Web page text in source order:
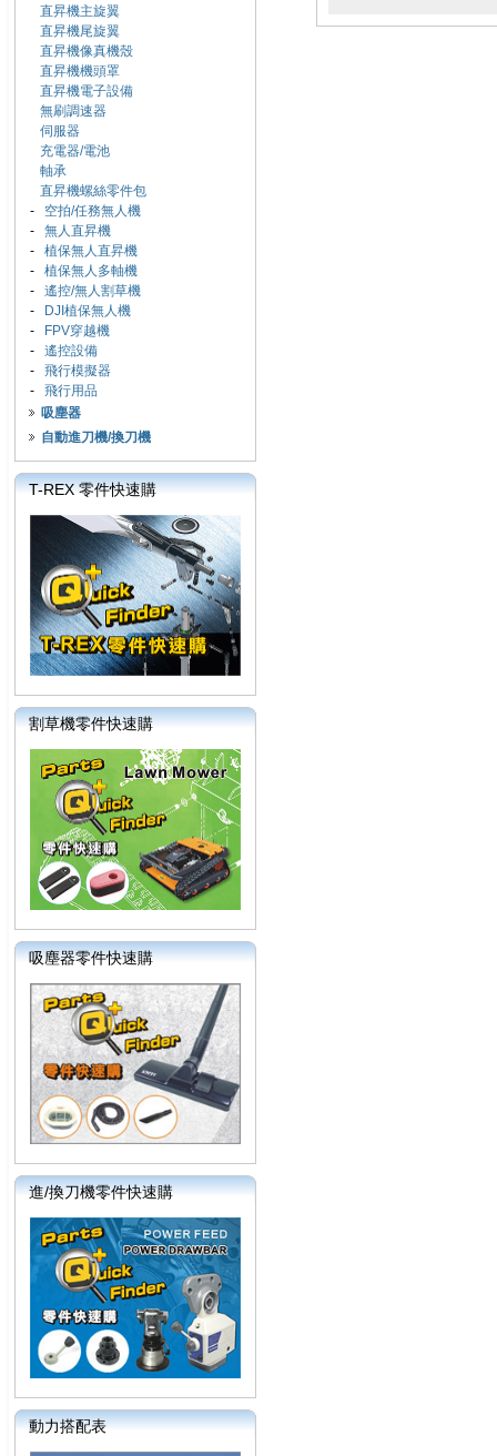
直昇機主旋翼
直昇機尾旋翼
直昇機像真機殼
直昇機機頭罩
直昇機電子設備
無刷調速器
伺服器
充電器/電池
軸承
直昇機螺絲零件包
- 空拍/任務無人機
- 無人直昇機
- 植保無人直昇機
- 植保無人多軸機
- 遙控/無人割草機
-
DJI植保無人機
-
FPV穿越機
- 遙控設備
- 飛行模擬器
- 飛行用品
吸塵器
自動進刀機/換刀機
T-REX 零件快速購
割草機零件快速購
吸塵器零件快速購
進/換刀機零件快速購
動力搭配表